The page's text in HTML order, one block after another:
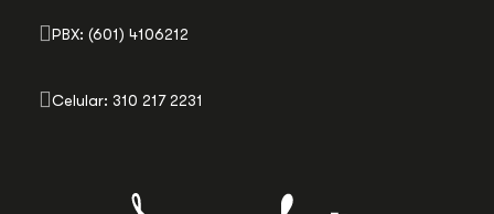
PBX: (601) 4106212
Celular: 310 217 2231